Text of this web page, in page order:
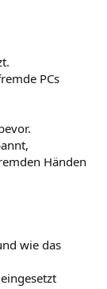
PCs
Händen
wie das